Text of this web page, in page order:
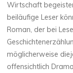
Wirtschaft
beiläufige Leser
Roman, der bei
möglicherweise
offensichtlich